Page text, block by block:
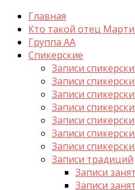
Главная
Кто такой отец
Группа АА
Спикерские
Записи
Записи
Записи
Записи
Записи
Записи
Записи
Записи традиций
Записи
Записи